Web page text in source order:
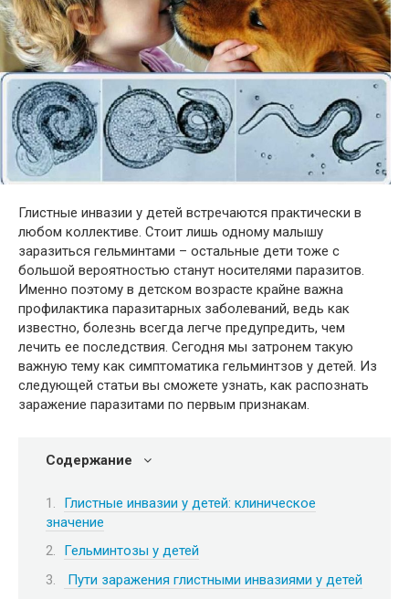
Глистные инвазии у детей встречаются практически в
любом коллективе. Стоит лишь одному малышу
заразиться гельминтами – остальные дети тоже с
большой вероятностью станут носителями паразитов.
Именно поэтому в детском возрасте крайне важна
профилактика паразитарных заболеваний, ведь как
известно, болезнь всегда легче предупредить, чем
лечить ее последствия. Сегодня мы затронем такую
важную тему как симптоматика гельминтзов у детей. Из
следующей статьи вы сможете узнать, как распознать
заражение паразитами по первым признакам.
Содержание
Глистные инвазии у детей: клиническое
значение
Гельминтозы у детей
Пути заражения глистными инвазиями у детей